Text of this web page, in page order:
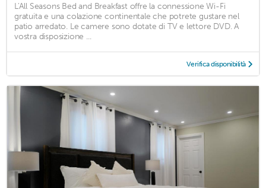
L'All Seasons Bed and Breakfast offre la connessione Wi-Fi
gratuita e una colazione continentale che potrete gustare nel
patio arredato. Le camere sono dotate di TV e lettore DVD. A
vostra disposizione ...
Verifica disponibilità